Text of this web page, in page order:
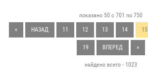
показано 50 с 701 по 750
« НАЗАД 11 12 13 14 15
19 ВПЕРЕД »
найдено всего - 1023